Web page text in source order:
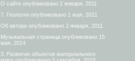
О сайте опубликовано 2 января, 2011
7. Геология опубликовано 1 мая, 2021
Об авторе опубликовано 2 января, 2011
Музыкальная страница опубликовано 15
мая, 2014
3. Развитие объектов материального